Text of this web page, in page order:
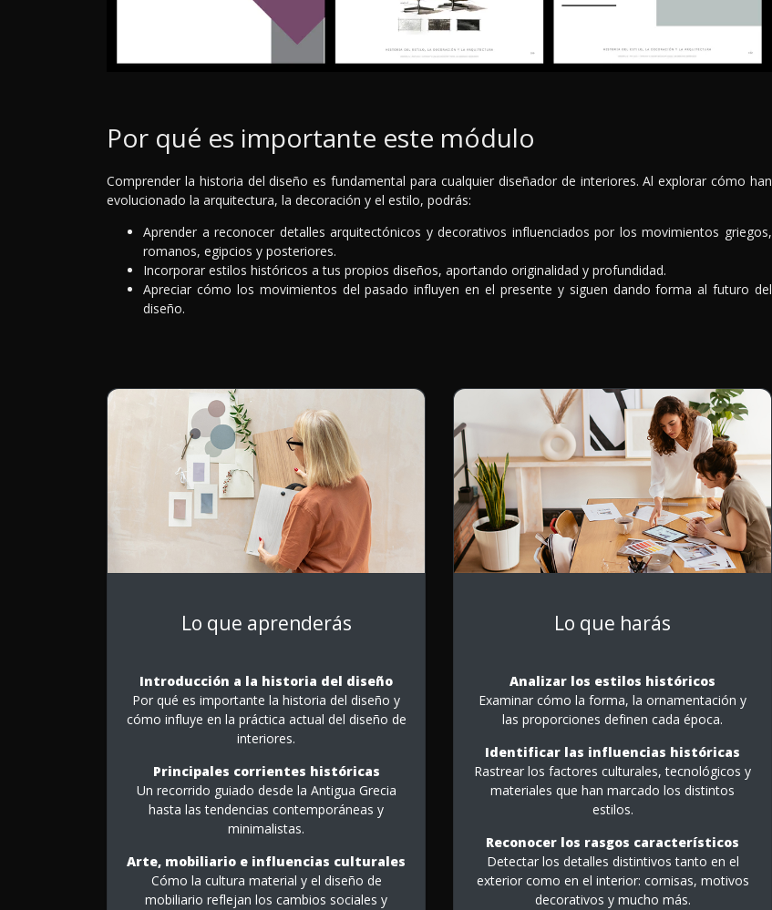
Por qué es importante este módulo
Comprender la historia del diseño es fundamental para cualquier diseñador de interiores. Al explorar cómo han
evolucionado la arquitectura, la decoración y el estilo, podrás:
Aprender a reconocer detalles arquitectónicos y decorativos influenciados por los movimientos griegos,
romanos, egipcios y posteriores.
Incorporar estilos históricos a tus propios diseños, aportando originalidad y profundidad.
Apreciar cómo los movimientos del pasado influyen en el presente y siguen dando forma al futuro del
diseño.
Lo que aprenderás
Introducción a la historia del diseño
Por qué es importante la historia del diseño y
cómo influye en la práctica actual del diseño de
interiores.
Principales corrientes históricas
Un recorrido guiado desde la Antigua Grecia
hasta las tendencias contemporáneas y
minimalistas.
Arte, mobiliario e influencias culturales
Cómo la cultura material y el diseño de
mobiliario reflejan los cambios sociales y
Lo que harás
Analizar los estilos históricos
Examinar cómo la forma, la ornamentación y
las proporciones definen cada época.
Identificar las influencias históricas
Rastrear los factores culturales, tecnológicos y
materiales que han marcado los distintos
estilos.
Reconocer los rasgos característicos
Detectar los detalles distintivos tanto en el
exterior como en el interior: cornisas, motivos
decorativos y mucho más.